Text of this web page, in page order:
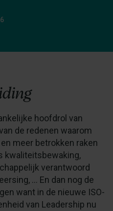
hoofdrol van
de redenen waarom
meer betrokken raken
kwaliteitsbewaking,
verantwoord
... En dan nog de
want in de nieuwe ISO-
van Leadership nu